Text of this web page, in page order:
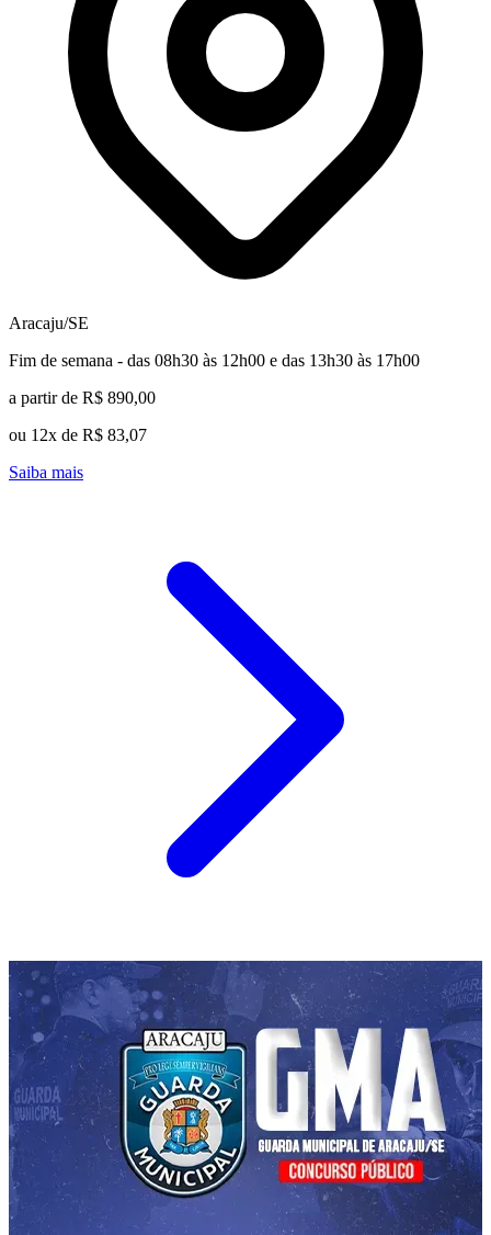
Aracaju/SE
Fim de semana - das 08h30 às 12h00 e das 13h30 às 17h00
a partir de R$ 890,00
ou 12x de R$ 83,07
Saiba mais